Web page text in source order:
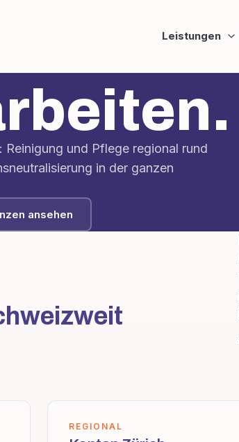
Leistungen
und Pflege regional rund
in der ganzen
ansehen
REGIONAL